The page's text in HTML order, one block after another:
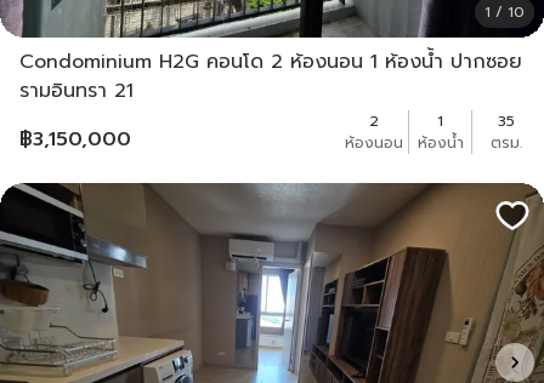
1 / 10
Condominium H2G คอนโด 2 ห้องนอน 1 ห้องน้ำ ปากซอย
รามอินทรา 21
฿3,150,000
2
ห้องนอน
1
ห้องน้ำ
35
ตรม.